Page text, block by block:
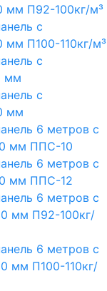
мм П92-100кг/м³
с
мм П100-110кг/м³
с
мм
с
мм
6 метров с
мм ППС-10
6 метров с
мм ППС-12
6 метров с
мм П92-100кг/
6 метров с
мм П100-110кг/